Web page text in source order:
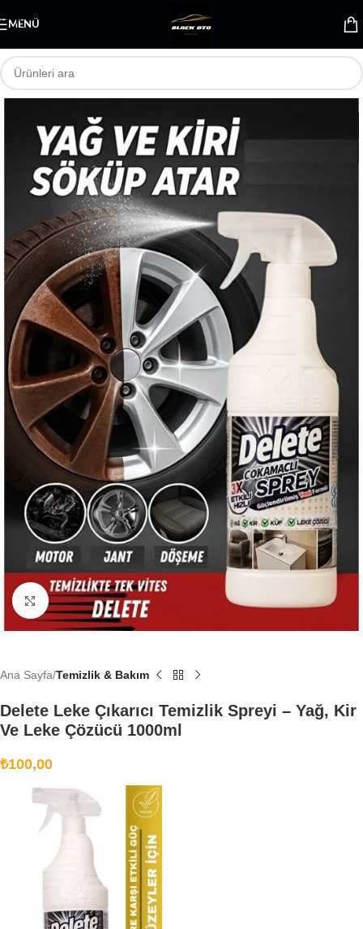
Skip to main content
MENÜ
Büyütmek için tıklayın
Ana Sayfa Temizlik & Bakım
Delete Leke Çıkarıcı Temizlik Spreyi – Yağ, Kir
Ve Leke Çözücü 1000ml
₺100,00